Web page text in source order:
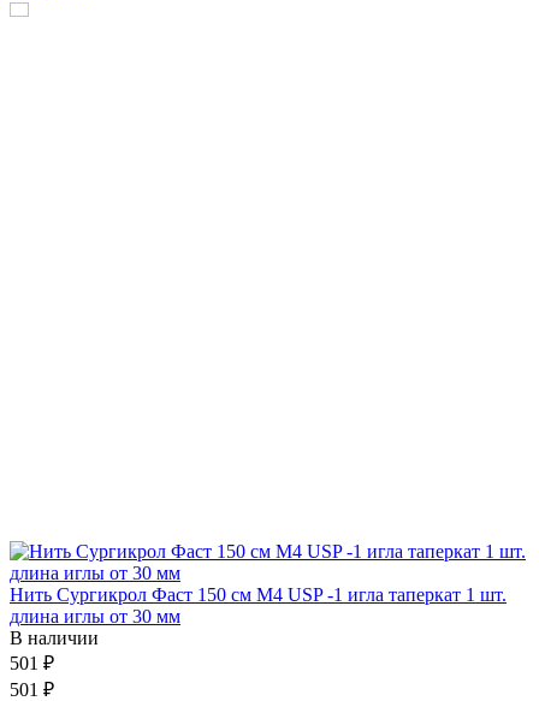
Нить Сургикрол Фаст 150 см М4 USP -1 игла таперкат 1 шт.
длина иглы от 30 мм
В наличии
501 ₽
501 ₽